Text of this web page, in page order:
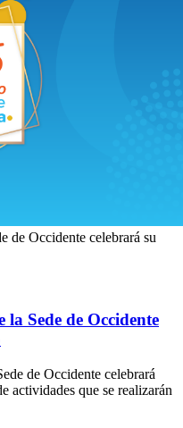
de Occidente celebrará su
Sede de Occidente
de Occidente celebrará
actividades que se realizarán